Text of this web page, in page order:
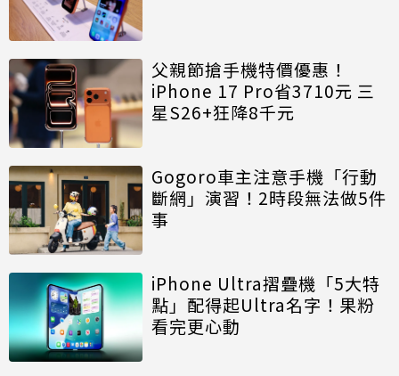
父親節搶手機特價優惠！
iPhone 17 Pro省3710元 三
星S26+狂降8千元
Gogoro車主注意手機「行動
斷網」演習！2時段無法做5件
事
iPhone Ultra摺疊機「5大特
點」配得起Ultra名字！果粉
看完更心動